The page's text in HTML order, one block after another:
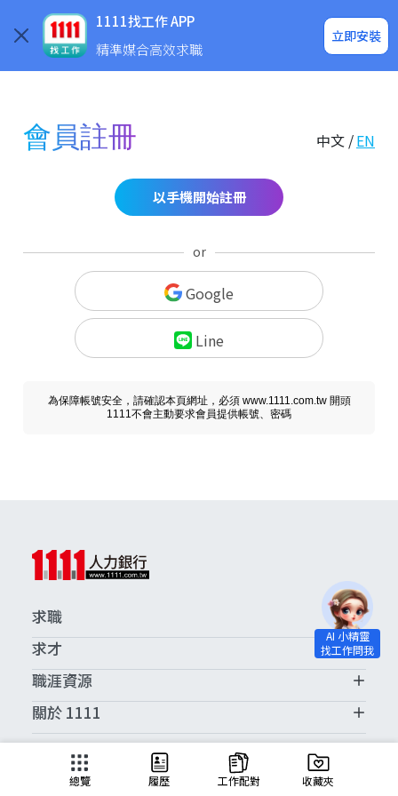
1111找工作 APP
精準媒合高效求職
立即安裝
企業求才
會員註冊 中文 /EN
以手機開始註冊
or
Google
Line
為保障帳號安全，請確認本頁網址，必須 www.1111.com.tw 開頭
1111不會主動要求會員提供帳號、密碼
求職
求才
職涯資源
關於 1111
求職服務中心
總覽 履歷 工作配對 收藏夾